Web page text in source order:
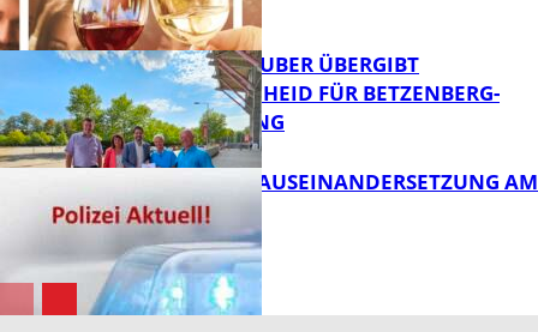
FB News
FB Kultur
MINISTER TEUBER ÜBERGIBT
FÖRDERBESCHEID FÜR BETZENBERG-
ENTWICKLUNG
HANDFESTE AUSEINANDERSETZUNG AM
PFAFFPLATZ